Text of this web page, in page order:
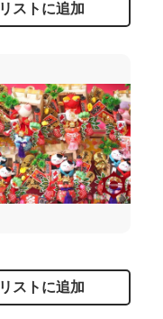
リストに追加
リストに追加